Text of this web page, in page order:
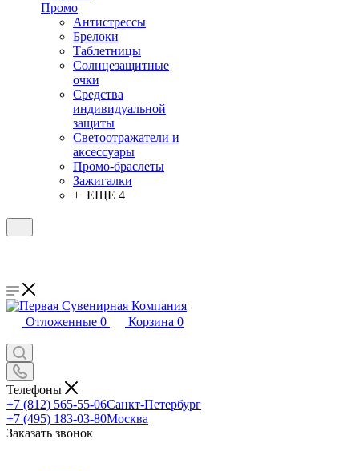
Промо
Антистрессы
Брелоки
Таблетницы
Солнцезащитные
очки
Средства
индивидуальной
защиты
Светоотражатели и
аксессуары
Промо-браслеты
Зажигалки
+ ЕЩЕ 4
Отложенные 0 Корзина 0
Телефоны
+7 (812) 565-55-06Санкт-Петербург
+7 (495) 183-03-80Москва
Заказать звонок